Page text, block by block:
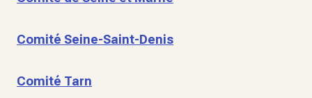
Comité Seine-Saint-Denis
Comité Tarn